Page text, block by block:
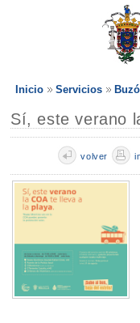
Inicio Servicios
Sí, este verano
volver